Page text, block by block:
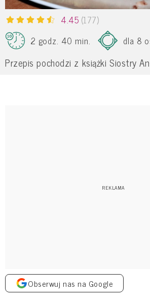
4.45 (177)
2 godz. 40 min.
dla 8
Przepis pochodzi z książki Siostry
Obserwuj nas na Google